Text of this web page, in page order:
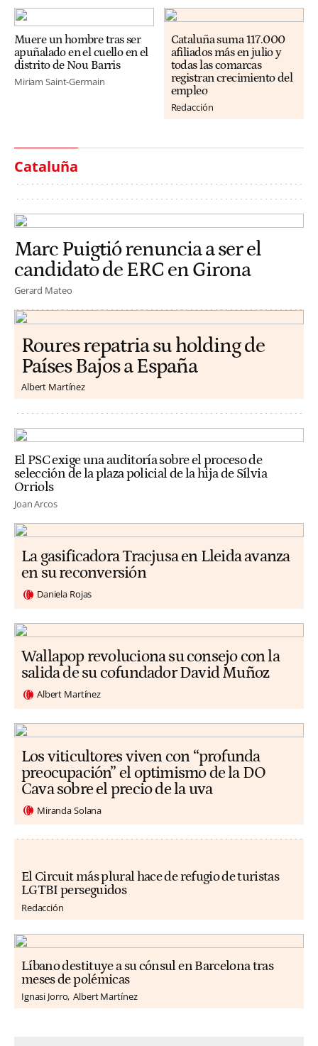
Muere un hombre tras ser
apuñalado en el cuello en el
distrito de Nou Barris
Miriam Saint-Germain
Cataluña suma 117.000
afiliados más en julio y
todas las comarcas
registran crecimiento del
empleo
Redacción
Cataluña
Marc Puigtió renuncia a ser el
candidato de ERC en Girona
Gerard Mateo
Roures repatria su holding de
Países Bajos a España
Albert Martínez
El PSC exige una auditoría sobre el proceso de
selección de la plaza policial de la hija de Sílvia
Orriols
Joan Arcos
La gasificadora Tracjusa en Lleida avanza
en su reconversión
Daniela Rojas
Wallapop revoluciona su consejo con la
salida de su cofundador David Muñoz
Albert Martínez
Los viticultores viven con “profunda
preocupación” el optimismo de la DO
Cava sobre el precio de la uva
Miranda Solana
El Circuit más plural hace de refugio de turistas
LGTBI perseguidos
Redacción
Líbano destituye a su cónsul en Barcelona tras
meses de polémicas
Ignasi Jorro Albert Martínez